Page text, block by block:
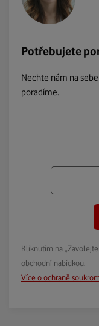
Potřebujete
Nechte nám na
poradíme.
Kliknutím na
obchodní nabídkou.
Více o ochraně